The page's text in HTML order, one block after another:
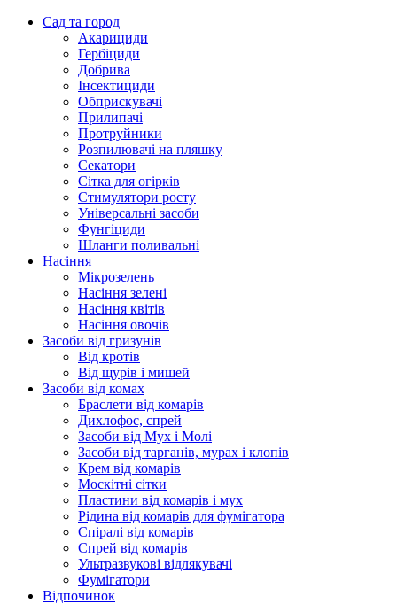
Сад та город
Акарициди
Гербіциди
Добрива
Інсектициди
Обприскувачі
Прилипачі
Протруйники
Розпилювачі на пляшку
Секатори
Сітка для огірків
Стимулятори росту
Універсальні засоби
Фунгіциди
Шланги поливальні
Насіння
Мікрозелень
Насіння зелені
Насіння квітів
Насіння овочів
Засоби від гризунів
Від кротів
Від щурів і мишей
Засоби від комах
Браслети від комарів
Дихлофос, спрей
Засоби від Мух і Молі
Засоби від тарганів, мурах і клопів
Крем від комарів
Москітні сітки
Пластини від комарів і мух
Рідина від комарів для фумігатора
Спіралі від комарів
Спрей від комарів
Ультразвукові відлякувачі
Фумігатори
Відпочинок